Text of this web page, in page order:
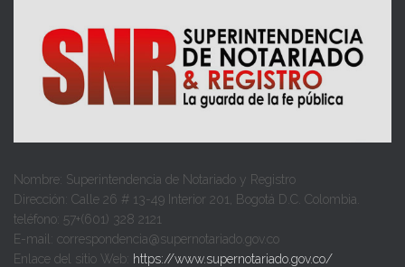
Nombre: Superintendencia de Notariado y Registro
Dirección: Calle 26 # 13-49 Interior 201, Bogotá D.C. Colombia.
teléfono: 57+(601) 328 2121
E-mail: correspondencia@supernotariado.gov.co
Enlace del sitio Web: https://www.supernotariado.gov.co/